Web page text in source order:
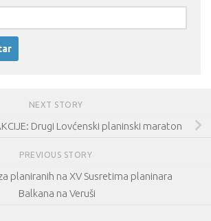
NEXT STORY
Drugi Lovćenski planinski maraton
PREVIOUS STORY
planiranih na XV Susretima planinara
Balkana na Veruši